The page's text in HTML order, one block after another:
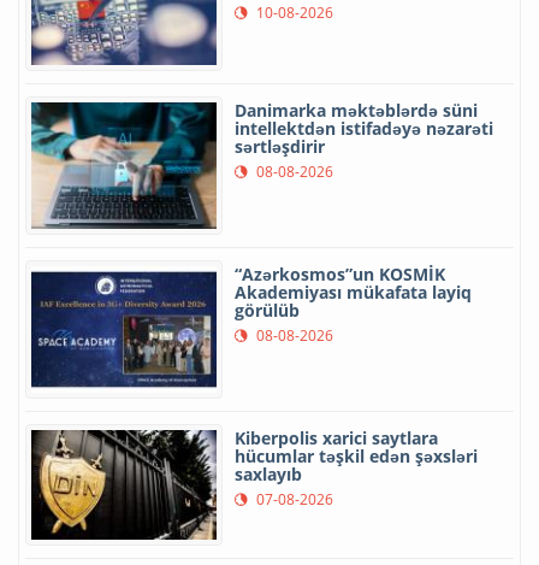
10-08-2026
Danimarka məktəblərdə süni
intellektdən istifadəyə nəzarəti
sərtləşdirir
08-08-2026
“Azərkosmos”un KOSMİK
Akademiyası mükafata layiq
görülüb
08-08-2026
Kiberpolis xarici saytlara
hücumlar təşkil edən şəxsləri
saxlayıb
07-08-2026